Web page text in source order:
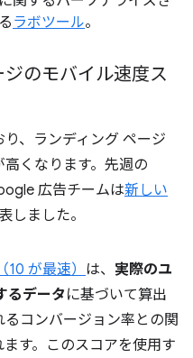
ラボツール。
のモバイル速度ス
、ランディング ページ
くなります。先週の
広告チームは新しい
しました。
が最速） は、 実際のユ
るデータ に基づいて算出
コンバージョン率との関
す。このスコアを使用す